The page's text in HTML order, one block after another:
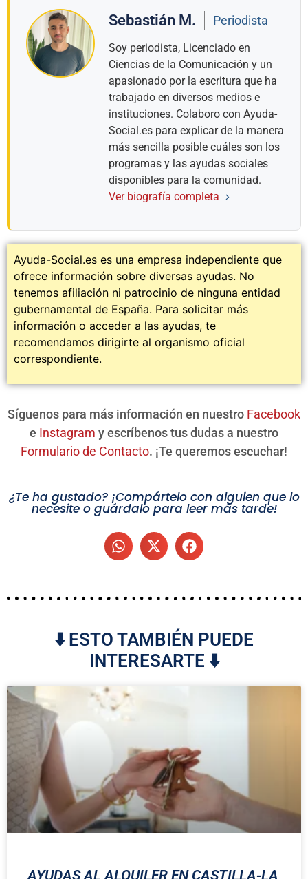
Sebastián M. Periodista
Soy periodista, Licenciado en
Ciencias de la Comunicación y un
apasionado por la escritura que ha
trabajado en diversos medios e
instituciones. Colaboro con Ayuda-
Social.es para explicar de la manera
más sencilla posible cuáles son los
programas y las ayudas sociales
disponibles para la comunidad.
Ver biografía completa
Ayuda-Social.es es una empresa independiente que
ofrece información sobre diversas ayudas. No
tenemos afiliación ni patrocinio de ninguna entidad
gubernamental de España. Para solicitar más
información o acceder a las ayudas, te
recomendamos dirigirte al organismo oficial
correspondiente.
Síguenos para más información en nuestro Facebook
e Instagram y escríbenos tus dudas a nuestro
Formulario de Contacto. ¡Te queremos escuchar!
¿Te ha gustado? ¡Compártelo con alguien que lo
necesite o guárdalo para leer más tarde!
⬇️ ESTO TAMBIÉN PUEDE
INTERESARTE ⬇️
AYUDAS AL ALQUILER EN CASTILLA-LA